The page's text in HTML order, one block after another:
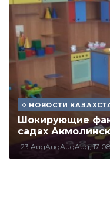
НОВОСТИ
Шокирующие
садах
23 AugAugAugAug,